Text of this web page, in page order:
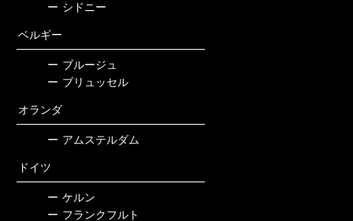
ー シドニー
ベルギー
ー ブルージュ
ー ブリュッセル
オランダ
ー アムステルダム
ドイツ
ー ケルン
ー フランクフルト